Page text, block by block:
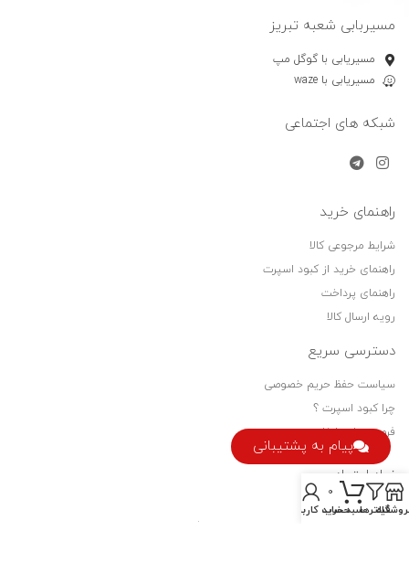
مسیربابی شعبه تبریز
مسیریابی با گوگل مپ
مسیریابی با waze
شبکه های اجتماعی
راهنمای خرید
شرایط مرجوعی کالا
راهنمای خرید از کبود اسپرت
راهنمای پرداخت
رویه ارسال کالا
دسترسی سریع
سیاست حفظ حریم خصوصی
چرا کبود اسپرت ؟
فرصت های شغلی
نماد اعتماد
پیام به پشتیبانی
فیلترها
0
سبد خرید
حساب کاربری من